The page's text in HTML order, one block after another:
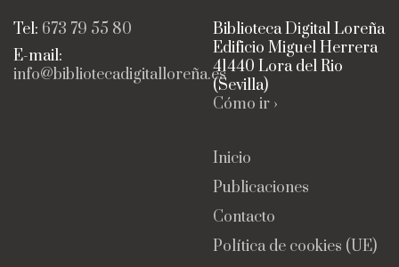
Tel: 673 79 55 80
E-mail:
info@bibliotecadigitalloreña.es
Biblioteca Digital Loreña
Edificio Miguel Herrera
41440 Lora del Rio
(Sevilla)
Cómo ir ›
Inicio
Publicaciones
Contacto
Política de cookies (UE)